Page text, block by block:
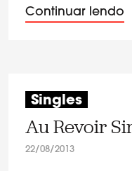
Continuar lendo
Singles
Au Revoir
22/08/2013